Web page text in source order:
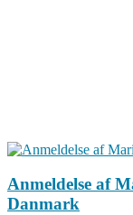
Anmeldelse af
Danmark